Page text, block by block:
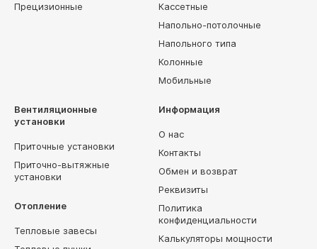
Прецизионные
Кассетные
Напольно-потолочные
Напольного типа
Колонные
Мобильные
Вентиляционные
установки
Приточные установки
Приточно-вытяжные
установки
Отопление
Тепловые завесы
Информация
О нас
Контакты
Обмен и возврат
Реквизиты
Политика
конфиденциальности
Калькуляторы мощности